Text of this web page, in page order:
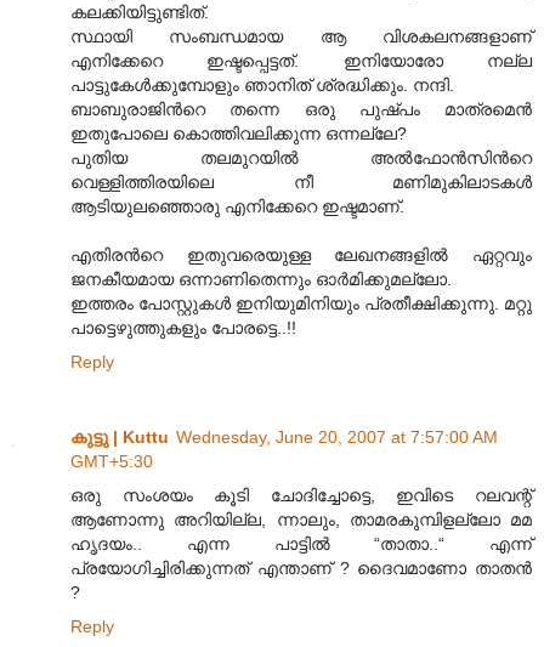
കലക്കിയിട്ടുണ്ടിത്.
സ്ഥായി സംബന്ധമായ ആ വിശകലനങ്ങളാണ്
എനിക്കേറെ ഇഷ്ടപ്പെട്ടത്. ഇനിയോരോ നല്ല
പാട്ടുകേള്‍ക്കുമ്പോളും ഞാനിത് ശ്രദ്ധിക്കും. നന്ദി.
ബാബുരാജിന്‍റെ തന്നെ ഒരു പുഷ്പം മാത്രമെന്‍
ഇതുപോലെ കൊത്തിവലിക്കുന്ന ഒന്നല്ലേ?
പുതിയ തലമുറയില്‍ അല്‍ഫോന്‍സിന്‍റെ
വെള്ളിത്തിരയിലെ നീ മണിമുകിലാടകള്‍
ആടിയുലഞ്ഞൊരു എനിക്കേറെ ഇഷ്ടമാണ്.
എതിരന്‍റെ ഇതുവരെയുള്ള ലേഖനങ്ങളില്‍ ഏറ്റവും
ജനകീയമായ ഒന്നാണിതെന്നും ഓര്‍മിക്കുമല്ലോ.
ഇത്തരം പോസ്റ്റുകള്‍ ഇനിയുമിനിയും പ്രതീക്ഷിക്കുന്നു. മറ്റു
പാട്ടെഴുത്തുകളും പോരട്ടെ..!!
Reply
കുട്ടു | Kuttu Wednesday, June 20, 2007 at 7:57:00 AM
GMT+5:30
ഒരു സംശയം കൂടി ചോദിച്ചോട്ടെ, ഇവിടെ റലവന്റ്
ആണോന്നു അറിയില്ല, ന്നാ‍ലും, താമരകുമ്പിളല്ലോ മമ
ഹൃദയം.. എന്ന പാട്ടില്‍ “താതാ..“ എന്ന്
പ്രയോഗിച്ചിരിക്കുന്നത് എന്താണ് ? ദൈവമാണോ താതന്‍
?
Reply